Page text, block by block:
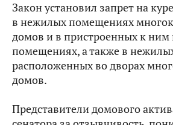
Закон установил запрет на
в нежилых помещениях
домов и в пристроенных к
помещениях, а также в
расположенных во дворах
домов.
Представители домового